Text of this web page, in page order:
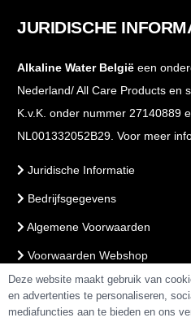
JURIDISCHE
Alkaline Water België een
Nederland/ All Care Products en
K.v.K. onder nummer 27140889
NL001332052B29. Voor meer
Juridische Informatie
Bedrijfsgegevens
Algemene Voorwaarden
Voorwaarden Webshop
PrivacyBeleid
Deze website maakt gebruik van
en advertenties te personaliseren,
mediafuncties aan te bieden en ons